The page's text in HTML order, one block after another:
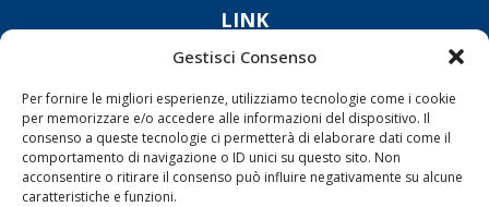
Gestisci Consenso
Per fornire le migliori esperienze, utilizziamo tecnologie come i cookie
per memorizzare e/o accedere alle informazioni del dispositivo. Il
consenso a queste tecnologie ci permetterà di elaborare dati come il
comportamento di navigazione o ID unici su questo sito. Non
acconsentire o ritirare il consenso può influire negativamente su alcune
caratteristiche e funzioni.
LINK
Porti/Interporti
Trasporti
Varie